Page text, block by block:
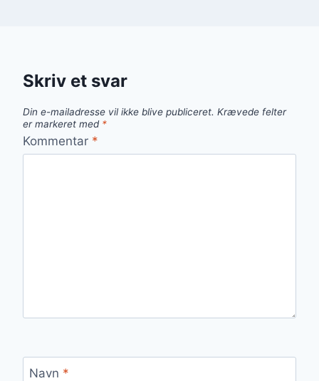
Skriv et svar
Din e-mailadresse vil ikke blive publiceret. Krævede felter
er markeret med *
Kommentar *
Navn *